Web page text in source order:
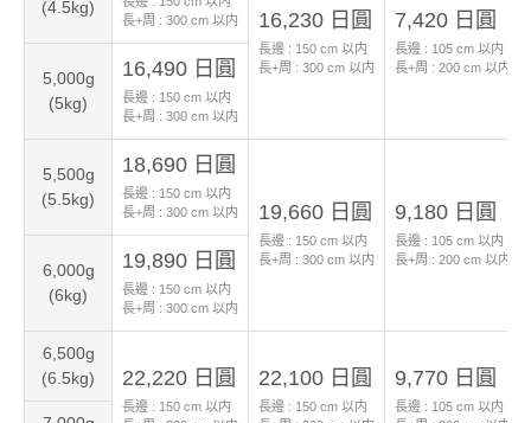
(4.5kg)
長+周 : 300 cm 以内 16,230 日圓
長邊 : 150 cm 以内
長+周 : 300 cm 以内
7,420 日圓
長邊 : 105 cm 以内
長+周 : 200 cm 以内
5,000g
(5kg)
16,490 日圓
長邊 : 150 cm 以内
長+周 : 300 cm 以内
5,500g
(5.5kg)
18,690 日圓
長邊 : 150 cm 以内
長+周 : 300 cm 以内 19,660 日圓
長邊 : 150 cm 以内
長+周 : 300 cm 以内
9,180 日圓
長邊 : 105 cm 以内
長+周 : 200 cm 以内
6,000g
(6kg)
19,890 日圓
長邊 : 150 cm 以内
長+周 : 300 cm 以内
6,500g
(6.5kg)
22,220 日圓
長邊 : 150 cm 以内
22,100 日圓
長邊 : 150 cm 以内
9,770 日圓
長邊 : 105 cm 以内